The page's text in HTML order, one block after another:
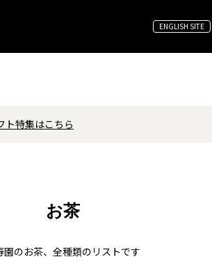
ENGLISH SITE
ト特集はこちら
お茶
園のお茶、全種類のリストです